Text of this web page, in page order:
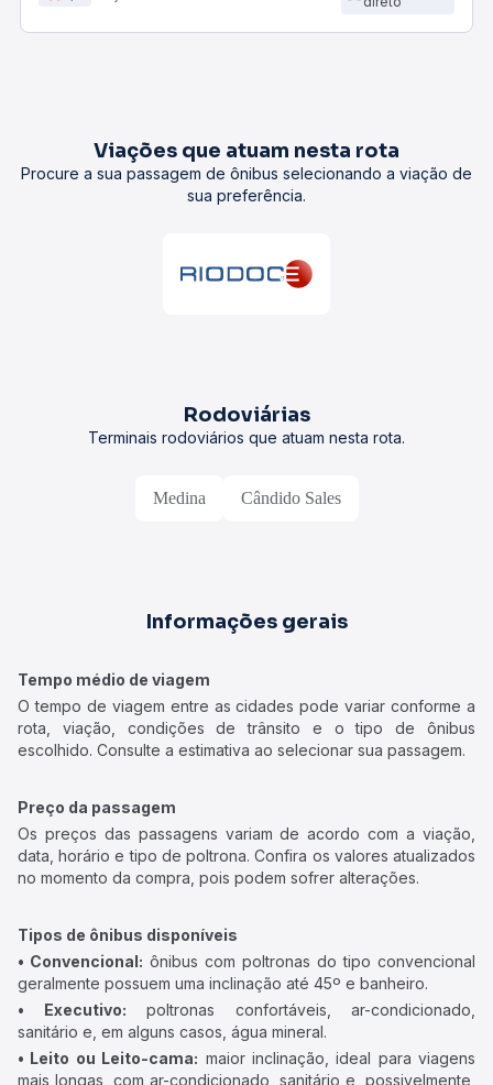
Viações que atuam nesta rota
Procure a sua passagem de ônibus selecionando a viação de
sua preferência.
Rodoviárias
Terminais rodoviários que atuam nesta rota.
Medina Cândido Sales
Informações gerais
Tempo médio de viagem
O tempo de viagem entre as cidades pode variar conforme a
rota, viação, condições de trânsito e o tipo de ônibus
escolhido. Consulte a estimativa ao selecionar sua passagem.
Preço da passagem
Os preços das passagens variam de acordo com a viação,
data, horário e tipo de poltrona. Confira os valores atualizados
no momento da compra, pois podem sofrer alterações.
Tipos de ônibus disponíveis
• Convencional: ônibus com poltronas do tipo convencional
geralmente possuem uma inclinação até 45º e banheiro.
• Executivo: poltronas confortáveis, ar-condicionado,
sanitário e, em alguns casos, água mineral.
• Leito ou Leito-cama: maior inclinação, ideal para viagens
mais longas, com ar-condicionado, sanitário e, possivelmente,